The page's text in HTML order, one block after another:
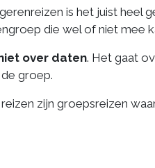
is het juist heel
die wel of niet mee
over daten. Het gaat
groep.
zijn groepsreizen